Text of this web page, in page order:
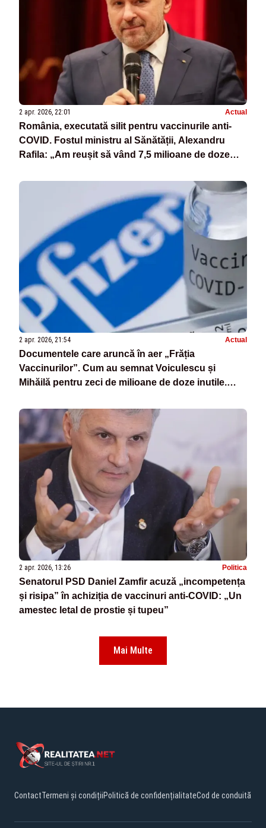
2 apr. 2026, 22:01 Actual
România, executată silit pentru vaccinurile anti-
COVID. Fostul ministru al Sănătății, Alexandru
Rafila: „Am reușit să vând 7,5 milioane de doze
2 apr. 2026, 21:54 Actual
Documentele care aruncă în aer „Frăția
Vaccinurilor”. Cum au semnat Voiculescu și
Mihăilă pentru zeci de milioane de doze inutile.
2 apr. 2026, 13:26 Politica
Senatorul PSD Daniel Zamfir acuză „incompetența
și risipa” în achiziția de vaccinuri anti‑COVID: „Un
amestec letal de prostie și tupeu”
Mai Multe
ContactTermeni și condițiiPolitică de confidențialitateCod de conduită